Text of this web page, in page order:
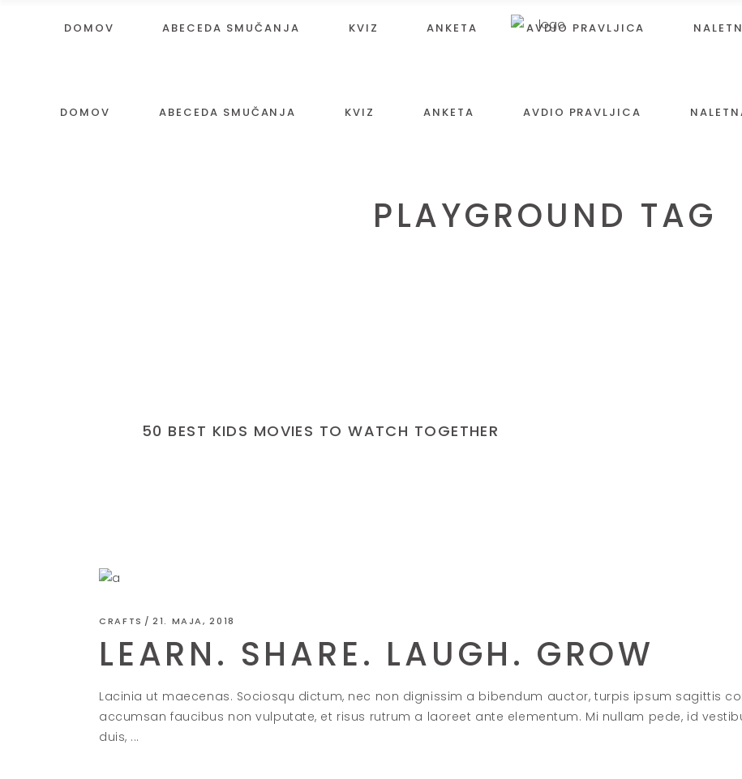
DOMOV ABECEDA SMUČANJA KVIZ ANKETA AVDIO PRAVLJICA
DOMOV ABECEDA SMUČANJA KVIZ ANKETA AVDIO PRAVLJICA
PLAYGROUND TAG
50 BEST KIDS MOVIES TO WATCH TOGETHER
CRAFTS 21. MAJA, 2018
LEARN. SHARE. LAUGH. GROW
Lacinia ut maecenas. Sociosqu dictum, nec non dignissim a bibendum auctor, turpis ipsum sagittis
accumsan faucibus non vulputate, et risus rutrum a laoreet ante elementum. Mi nullam pede, id
duis,